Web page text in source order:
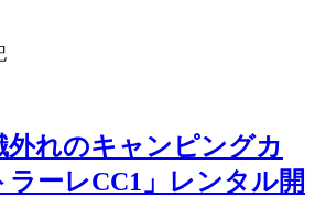
外れのキャンピングカ
ラーレCC1」レンタル開